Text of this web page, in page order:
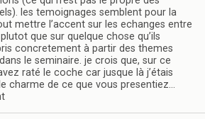
les temoignages semblent pour la
mettre l’accent sur les echanges entre
que sur quelque chose qu’ils
concretement à partir des themes
le seminaire. je crois que, sur ce
raté le coche car jusque là j’étais
charme de ce que vous presentiez…